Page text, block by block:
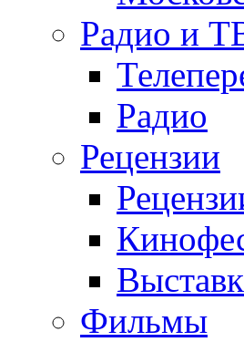
Радио и
Радио
Рецензии
Фильмы